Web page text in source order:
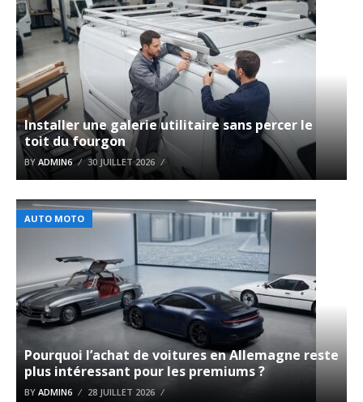
Installer une galerie utilitaire sans percer le
toit du fourgon
BY ADMIN6 30 JUILLET 2026
AUTO MOTO
Pourquoi l’achat de voitures en Allemagne reste
plus intéressant pour les premiums ?
BY ADMIN6 28 JUILLET 2026